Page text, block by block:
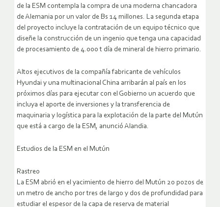
de la ESM contempla la compra de una moderna chancadora
de Alemania por un valor de Bs 14 millones. La segunda etapa
del proyecto incluye la contratación de un equipo técnico que
diseñe la construcción de un ingenio que tenga una capacidad
de procesamiento de 4.000 t día de mineral de hierro primario.
Altos ejecutivos de la compañía fabricante de vehículos
Hyundai y una multinacional China arribarán al país en los
próximos días para ejecutar con el Gobierno un acuerdo que
incluya el aporte de inversiones y la transferencia de
maquinaria y logística para la explotación de la parte del Mutún
que está a cargo de la ESM, anunció Alandia.
Estudios de la ESM en el Mutún
Rastreo
La ESM abrió en el yacimiento de hierro del Mutún 20 pozos de
un metro de ancho por tres de largo y dos de profundidad para
estudiar el espesor de la capa de reserva de material